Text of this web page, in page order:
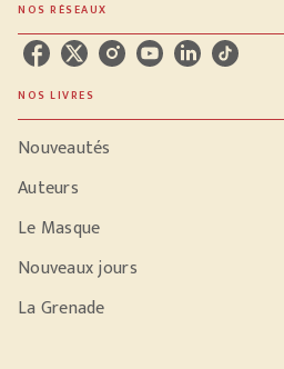
NOS RÉSEAUX
NOS LIVRES
Nouveautés
Auteurs
Le Masque
Nouveaux jours
La Grenade